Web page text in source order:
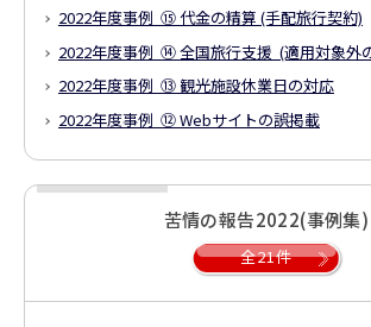
2022年度事例 ⑮ 代金の精算 (手配旅行契約)
2022年度事例 ⑭ 全国旅行支援 (適用対象外
2022年度事例 ⑬ 観光施設休業日の対応
2022年度事例 ⑫ Webサイトの誤掲載
苦情の報告2022(事例集)
全21件